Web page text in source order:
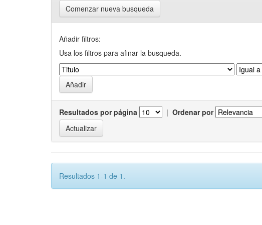
Comenzar nueva busqueda
Añadir filtros:
Usa los filtros para afinar la busqueda.
Resultados por página | Ordenar por
Resultados 1-1 de 1.